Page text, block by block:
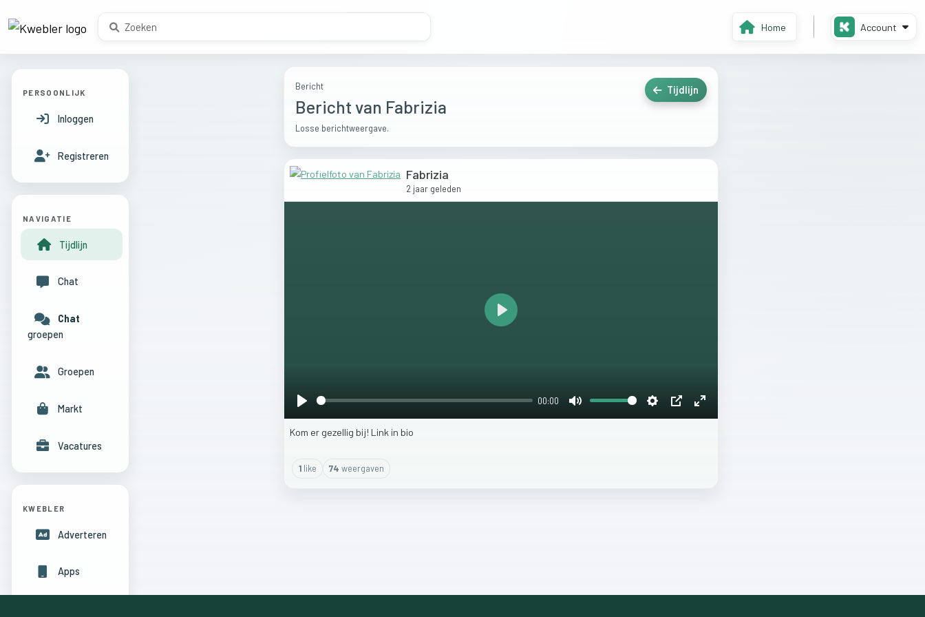
Home Account
Bericht
Bericht van Fabrizia
Losse berichtweergave.
Tijdlijn
Fabrizia
2 jaar geleden
00:00
Play
Kom er gezellig bij! Link in bio
1like 74 weergaven
PERSOONLIJK
Inloggen
Registreren
NAVIGATIE
Tijdlijn
Chat
Chat
groepen
Groepen
Markt
Vacatures
KWEBLER
Adverteren
Apps